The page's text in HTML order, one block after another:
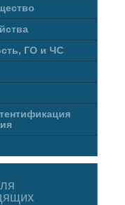
ГО и ЧС